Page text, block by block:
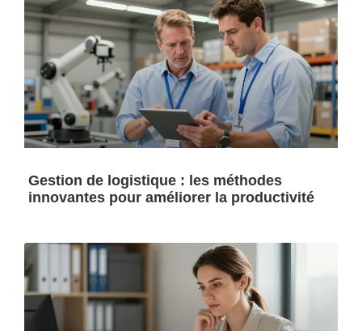
Gestion de logistique : les méthodes
innovantes pour améliorer la productivité